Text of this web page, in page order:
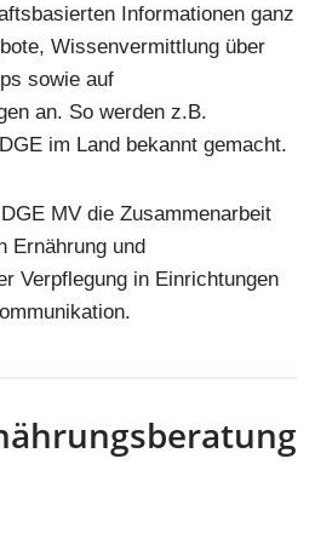
Informationen ganz
Wissenvermittlung über
sowie auf
an. So werden z.B.
im Land bekannt gemacht.
MV die Zusammenarbeit
Ernährung und
Verpflegung in Einrichtungen